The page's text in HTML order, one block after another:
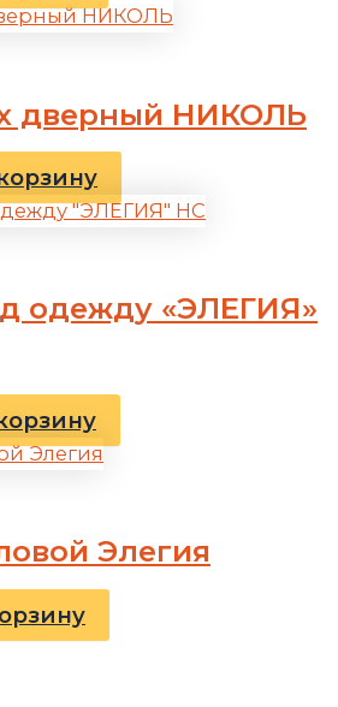
дверный НИКОЛЬ
одежду «ЭЛЕГИЯ»
Элегия